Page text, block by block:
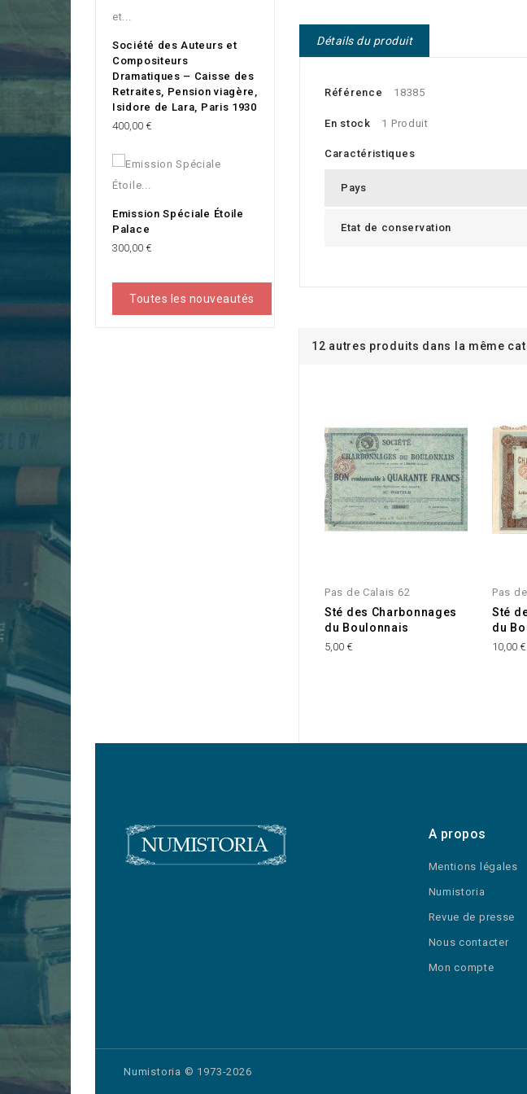
Société des Auteurs et
Compositeurs
Dramatiques – Caisse des
Retraites, Pension viagère,
Isidore de Lara, Paris 1930
Prix
400,00 €
Emission Spéciale Étoile
Palace
Prix
300,00 €
Toutes les nouveautés
Détails du produit
Référence 18385
En stock 1 Produit
Caractéristiques
Pays
Etat de conservation
12 autres produits dans la même
Pas de Calais 62
Sté des Charbonnages
du Boulonnais
5,00 €
Pas
Sté
du
10,00 €
A propos
Mentions légales
Numistoria
Revue de presse
Nous contacter
Mon compte
Numistoria © 1973-2026